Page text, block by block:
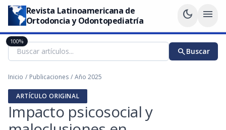
Revista Latinoamericana de
Ortodoncia y Odontopediatría
dark_mode menu
searchBuscar
Inicio / Publicaciones / Año 2025
ARTÍCULO ORIGINAL
Impacto psicosocial y
100%